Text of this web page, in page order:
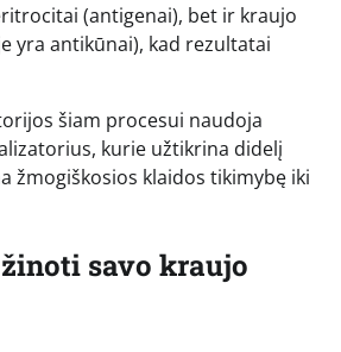
(antigenai), bet ir kraujo
yra antikūnai), kad rezultatai
šiam procesui naudoja
kurie užtikrina didelį
žmogiškosios klaidos tikimybę iki
savo kraujo